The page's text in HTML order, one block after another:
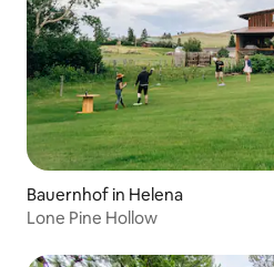
Bauernhof in Helena
Lone Pine Hollow